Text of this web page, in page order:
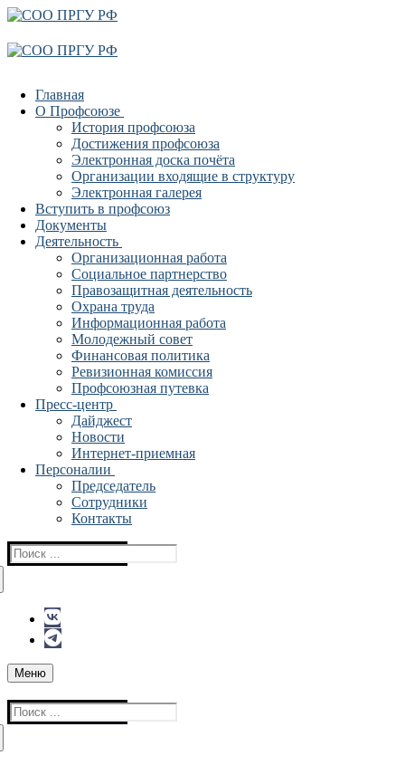
Перейти
содержимому
Меню
Закрыть
Главная
О Профсоюзе
История профсоюза
Достижения профсоюза
Электронная доска почёта
Организации входящие в структуру
Электронная галерея
Вступить в профсоюз
Документы
Деятельность
Организационная работа
Социальное партнерство
Правозащитная деятельность
Охрана труда
Информационная работа
Молодежный совет
Финансовая политика
Ревизионная комиссия
Профсоюзная путевка
Пресс-центр
Дайджест
Новости
Интернет-приемная
Персоналии
Председатель
Сотрудники
Контакты
Найти:
Меню
Найти: